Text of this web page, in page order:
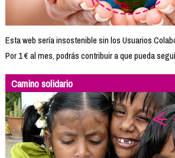
Esta web sería insostenible sin los Usuarios
Por 1 € al mes, podrás contribuir a que pueda
Camino solidario